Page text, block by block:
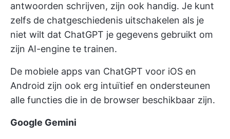
antwoorden schrijven, zijn ook handig. Je kunt
zelfs de chatgeschiedenis uitschakelen als je
niet wilt dat ChatGPT je gegevens gebruikt om
zijn AI-engine te trainen.
De mobiele apps van ChatGPT voor iOS en
Android zijn ook erg intuïtief en ondersteunen
alle functies die in de browser beschikbaar zijn.
Google Gemini